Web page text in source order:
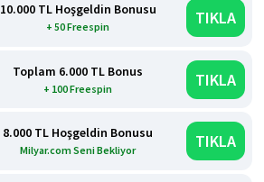
10.000 TL Hoşgeldin Bonusu
+ 50 Freespin TIKLA
Toplam 6.000 TL Bonus
+ 100 Freespin TIKLA
8.000 TL Hoşgeldin Bonusu
Milyar.com Seni Bekliyor TIKLA